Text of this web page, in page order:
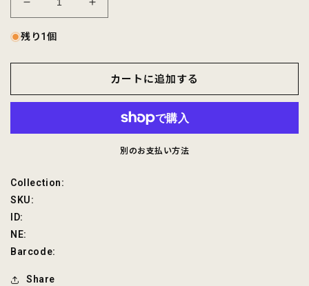
FELCO
S/S
MINI
T
-
を
減
FELCO
S/S
T
SHIRT
-
COLORS
残り1個
カートに追加する
別のお支払い方法
SKU:
Collection:
SKU:
ID:
NE:
Barcode:
Share